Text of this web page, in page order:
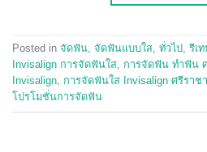
Posted in จัดฟัน, จัดฟันแบบใส, ทั่วไป, รีเ
Invisalign การจัดฟันใส, การจัดฟัน ทำฟัน
Invisalign, การจัดฟันใส Invisalign ศรีราชา
โปรโมชั่นการจัดฟัน